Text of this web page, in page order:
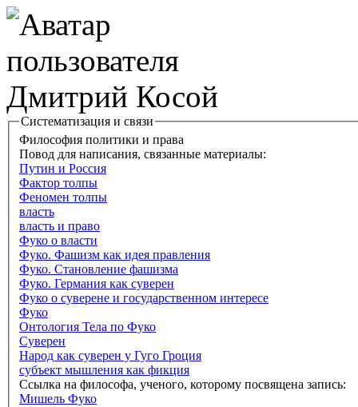
Систематизация и связи
Философия политики и права
Повод для написания, связанные материалы:
Путин и Россия
Фактор толпы
Феномен толпы
власть
власть и право
Фуко о власти
Фуко. Фашизм как идея правления
Фуко. Становление фашизма
Фуко. Германия как суверен
Фуко о суверене и государственном интересе
Фуко
Онтология Тела по Фуко
Суверен
Народ как суверен у Гуго Гроция
субъект мышления как фикция
Ссылка на философа, ученого, которому посвящена запись:
Мишель Фуко